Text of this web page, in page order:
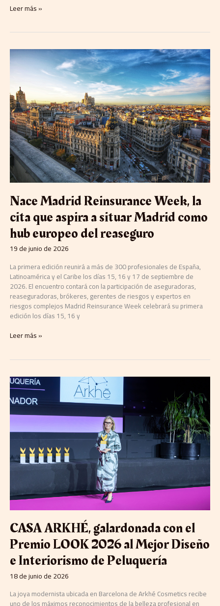
Leer más »
Nace Madrid Reinsurance Week, la
cita que aspira a situar Madrid como
hub europeo del reaseguro
19 de junio de 2026
La primera edición reunirá a más de 300 profesionales de España,
Latinoamérica y el Caribe los días 15, 16 y 17 de septiembre de
2026. El encuentro contará con la participación de aseguradoras,
reaseguradoras, brókeres, gerentes de riesgos y expertos en
riesgos complejos Madrid Reinsurance Week celebrará su primera
edición los días 15, 16 y
Nace
Madrid
Reinsurance
Week,
la
cita
que
aspira
a
situar
Madrid
como
hub
europeo
reaseguro
Leer más »
CASA ARKHÉ, galardonada con el
Premio LOOK 2026 al Mejor Diseño
e Interiorismo de Peluquería
18 de junio de 2026
La joya modernista ubicada en Barcelona de Arkhé Cosmetics recibe
CASA
ARKHÉ,
galardonada
Premio
LOOK
2026
al
Mejor
e
Interiorismo
de